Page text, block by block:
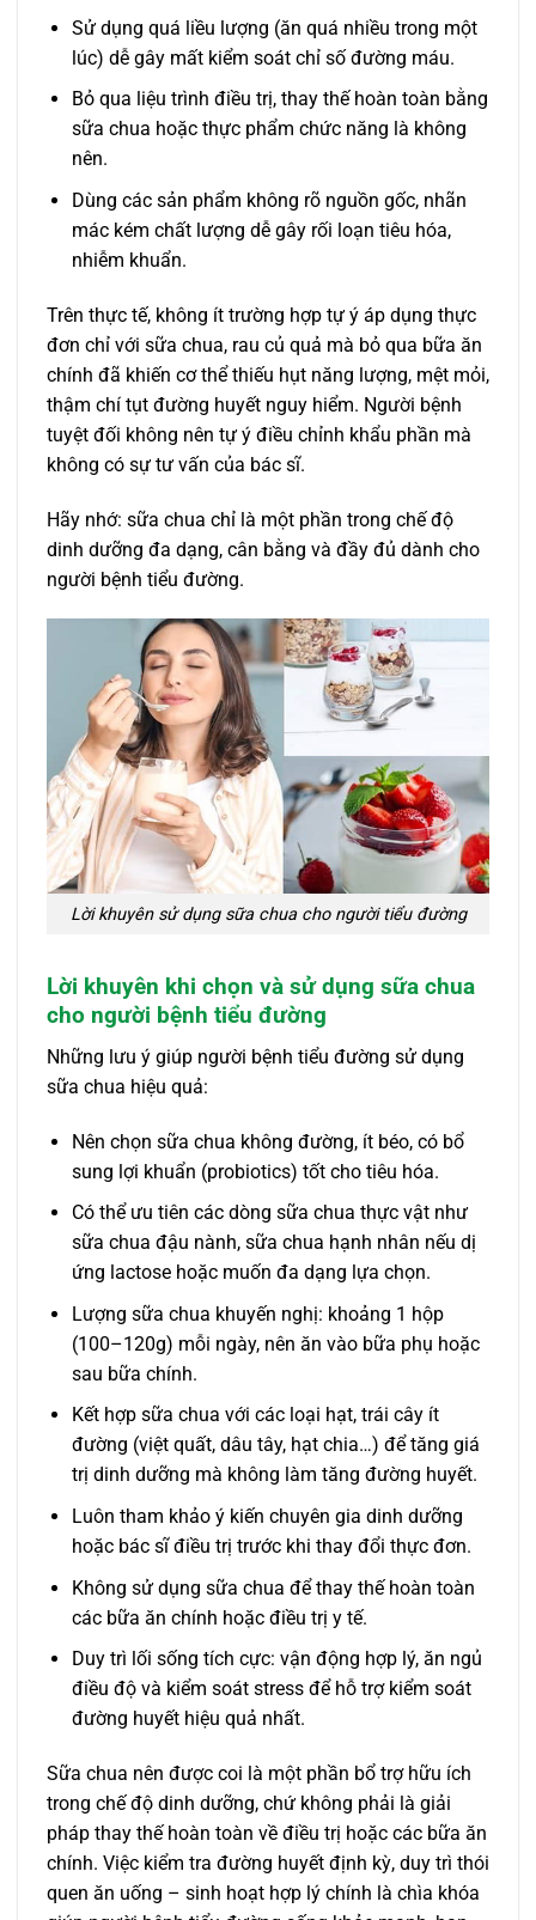
Sử dụng quá liều lượng (ăn quá nhiều trong một
lúc) dễ gây mất kiểm soát chỉ số đường máu.
Bỏ qua liệu trình điều trị, thay thế hoàn toàn bằng
sữa chua hoặc thực phẩm chức năng là không
nên.
Dùng các sản phẩm không rõ nguồn gốc, nhãn
mác kém chất lượng dễ gây rối loạn tiêu hóa,
nhiễm khuẩn.
Trên thực tế, không ít trường hợp tự ý áp dụng thực
đơn chỉ với sữa chua, rau củ quả mà bỏ qua bữa ăn
chính đã khiến cơ thể thiếu hụt năng lượng, mệt mỏi,
thậm chí tụt đường huyết nguy hiểm. Người bệnh
tuyệt đối không nên tự ý điều chỉnh khẩu phần mà
không có sự tư vấn của bác sĩ.
Hãy nhớ: sữa chua chỉ là một phần trong chế độ
dinh dưỡng đa dạng, cân bằng và đầy đủ dành cho
người bệnh tiểu đường.
Lời khuyên sử dụng sữa chua cho người tiểu đường
Lời khuyên khi chọn và sử dụng sữa chua
cho người bệnh tiểu đường
Những lưu ý giúp người bệnh tiểu đường sử dụng
sữa chua hiệu quả:
Nên chọn sữa chua không đường, ít béo, có bổ
sung lợi khuẩn (probiotics) tốt cho tiêu hóa.
Có thể ưu tiên các dòng sữa chua thực vật như
sữa chua đậu nành, sữa chua hạnh nhân nếu dị
ứng lactose hoặc muốn đa dạng lựa chọn.
Lượng sữa chua khuyến nghị: khoảng 1 hộp
(100–120g) mỗi ngày, nên ăn vào bữa phụ hoặc
sau bữa chính.
Kết hợp sữa chua với các loại hạt, trái cây ít
đường (việt quất, dâu tây, hạt chia…) để tăng giá
trị dinh dưỡng mà không làm tăng đường huyết.
Luôn tham khảo ý kiến chuyên gia dinh dưỡng
hoặc bác sĩ điều trị trước khi thay đổi thực đơn.
Không sử dụng sữa chua để thay thế hoàn toàn
các bữa ăn chính hoặc điều trị y tế.
Duy trì lối sống tích cực: vận động hợp lý, ăn ngủ
điều độ và kiểm soát stress để hỗ trợ kiểm soát
đường huyết hiệu quả nhất.
Sữa chua nên được coi là một phần bổ trợ hữu ích
trong chế độ dinh dưỡng, chứ không phải là giải
pháp thay thế hoàn toàn về điều trị hoặc các bữa ăn
chính. Việc kiểm tra đường huyết định kỳ, duy trì thói
quen ăn uống – sinh hoạt hợp lý chính là chìa khóa